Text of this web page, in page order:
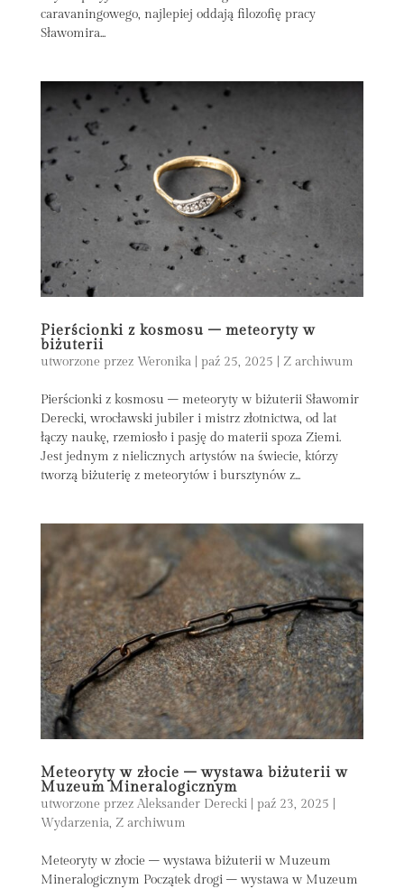
caravaningowego, najlepiej oddają filozofię pracy
Sławomira...
Pierścionki z kosmosu – meteoryty w
biżuterii
utworzone przez Weronika| paź 25, 2025 Z archiwum
Pierścionki z kosmosu – meteoryty w biżuterii Sławomir
Derecki, wrocławski jubiler i mistrz złotnictwa, od lat
łączy naukę, rzemiosło i pasję do materii spoza Ziemi.
Jest jednym z nielicznych artystów na świecie, którzy
tworzą biżuterię z meteorytów i bursztynów z...
Meteoryty w złocie – wystawa biżuterii w
Muzeum Mineralogicznym
utworzone przez Aleksander Derecki| paź 23, 2025
Wydarzenia, Z archiwum
Meteoryty w złocie – wystawa biżuterii w Muzeum
Mineralogicznym Początek drogi – wystawa w Muzeum